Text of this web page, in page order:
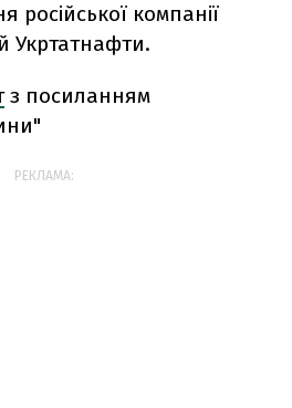
російської компанії
Укртатнафти.
з посиланням
РЕКЛАМА: